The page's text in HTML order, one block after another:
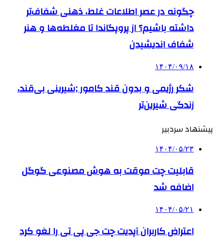
چگونه در عصر اطلاعات غلط، ذهنی شفاف‌تر
داشته باشیم؟ از پروپگاندا تا مغلطه‌ها و هنر
شفاف اندیشیدن
۱۴۰۴/۰۹/۱۸
شکر رژیمی و بدون قند کامور ;شیرینی بی‌قند،
زندگی شیرین‌تر
پیشنهاد سردبیر
۱۴۰۴/۰۵/۲۳
قابلیت چت موقت به هوش مصنوعی گوگل
اضافه شد
۱۴۰۴/۰۵/۲۱
اعتراض کاربران آپدیت چت جی پی تی را لغو کرد